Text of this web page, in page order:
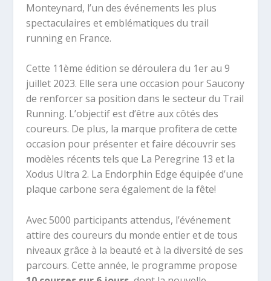
Monteynard, l’un des événements les plus
spectaculaires et emblématiques du trail
running en France.
Cette 11ème édition se déroulera du 1er au 9
juillet 2023. Elle sera une occasion pour Saucony
de renforcer sa position dans le secteur du Trail
Running. L’objectif est d’être aux côtés des
coureurs. De plus, la marque profitera de cette
occasion pour présenter et faire découvrir ses
modèles récents tels que La Peregrine 13 et la
Xodus Ultra 2. La Endorphin Edge équipée d’une
plaque carbone sera également de la fête!
Avec 5000 participants attendus, l’événement
attire des coureurs du monde entier et de tous
niveaux grâce à la beauté et à la diversité de ses
parcours. Cette année, le programme propose